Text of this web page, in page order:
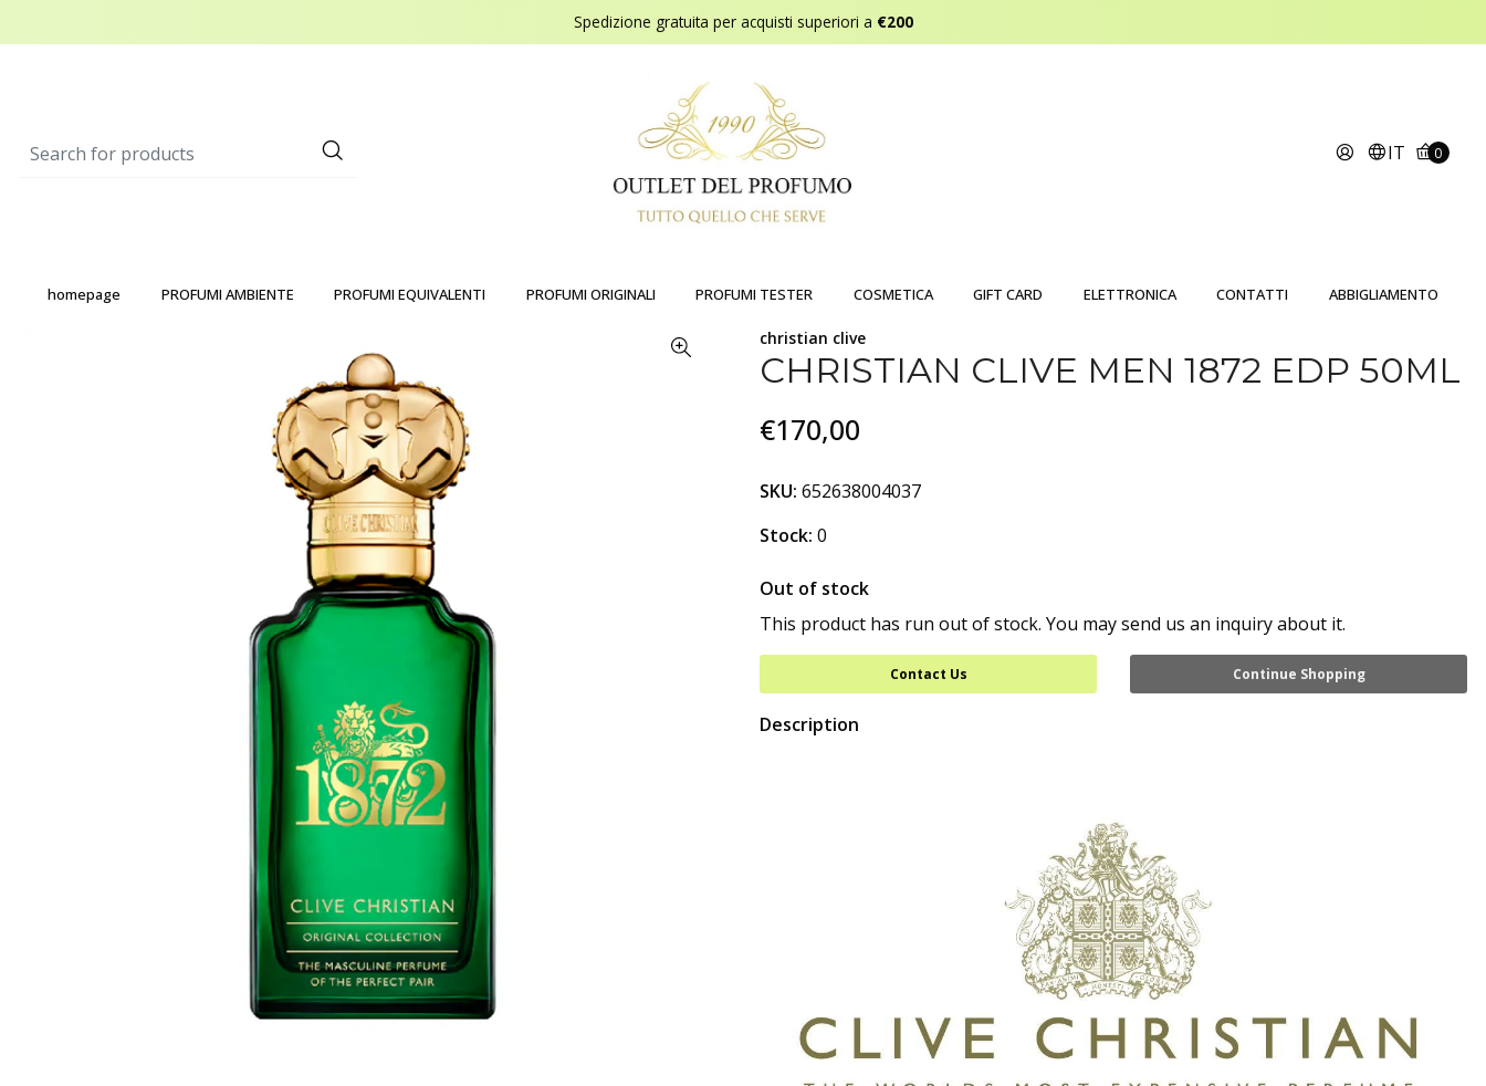
Spedizione gratuita per acquisti superiori a €200
IT 0
homepage PROFUMI AMBIENTE PROFUMI EQUIVALENTI PROFUMI ORIGINALI PROFUMI TESTER COSMETICA GIFT CARD ELETTRONICA CONTATTI ABBIGLIAMENTO
christian clive
CHRISTIAN CLIVE MEN 1872 EDP 50ML
€170,00
SKU: 652638004037
Stock: 0
Out of stock
This product has run out of stock. You may send us an inquiry about it.
Contact Us Continue Shopping
Description